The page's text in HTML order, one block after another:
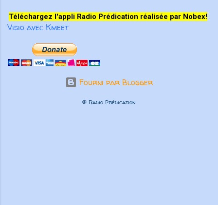
Téléchargez l'appli Radio Prédication réalisée par Nobex!
Visio avec Kmeet
Fourni par Blogger
© Radio Prédication